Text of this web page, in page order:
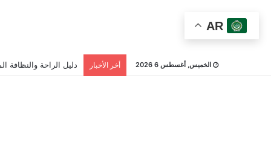
الخميس, أغسطس 6 2026 أخر الأخبار دليل الراحة والنظافة
AR